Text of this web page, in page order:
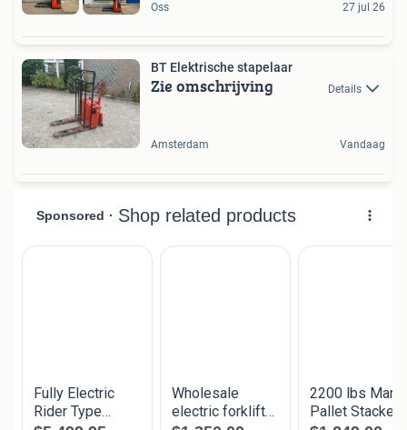
Oss 27 jul 26
BT Elektrische stapelaar
Zie omschrijving Details
Amsterdam Vandaag